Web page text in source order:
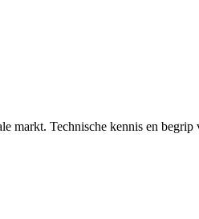
markt. Technische kennis en